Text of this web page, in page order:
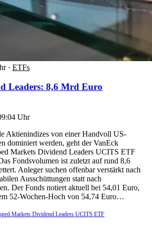
· ETFs
Leaders: 8,6 Mrd Euro
Uhr
Aktienindizes von einer Handvoll US-
dominiert werden, geht der VanEck
Markets Dividend Leaders UCITS ETF
Fondsvolumen ist zuletzt auf rund 8,6
Anleger suchen offenbar verstärkt nach
Ausschüttungen statt nach
Der Fonds notiert aktuell bei 54,01 Euro,
52-Wochen-Hoch von 54,74 Euro…
Markets Dividend Leaders UCITS ETF